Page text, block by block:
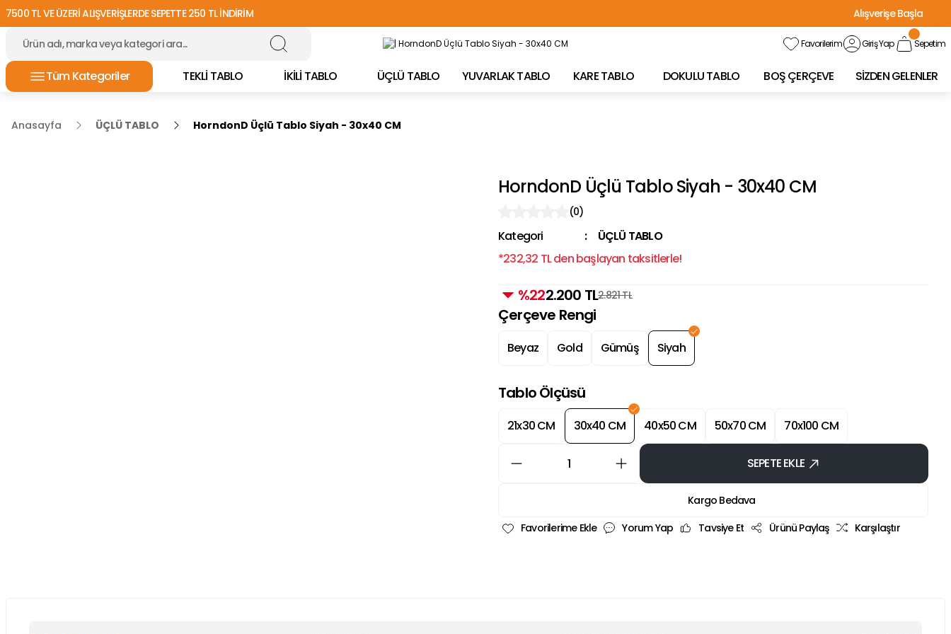
7500 TL VE ÜZERİ ALIŞVERİŞLERDE SEPETTE 250 TL İNDİRİM
Alışverişe Başla
TÜRKİYE'NİN HER YERİNE ÜCRETSİZ KARGO!
Favorilerim Giriş Yap Sepetim
Tüm Kategoriler TEKLİ TABLO İKİLİ TABLO ÜÇLÜ TABLO YUVARLAK TABLO KARE TABLO DOKULU TABLO BOŞ ÇERÇEVE SİZDEN GELENLER
Anasayfa ÜÇLÜ TABLO HorndonD Üçlü Tablo Siyah - 30x40 CM
HorndonD Üçlü Tablo Siyah - 30x40 CM
(0)
Kategori
ÜÇLÜ TABLO
*232,32 TL den başlayan taksitlerle!
%222.200 TL2.821 TL
Çerçeve Rengi
Beyaz Gold Gümüş Siyah
Tablo Ölçüsü
21x30 CM 30x40 CM 40x50 CM 50x70 CM 70x100 CM
SEPETE EKLE
Kargo Bedava
Yorum Yap
Tavsiye Et Ürünü Paylaş Karşılaştır